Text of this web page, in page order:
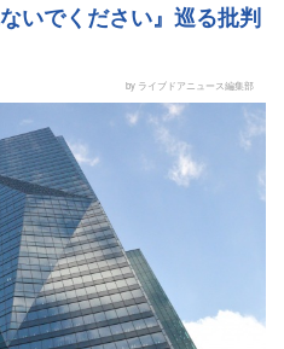
いでください』巡る批判
by ライブドアニュース編集部